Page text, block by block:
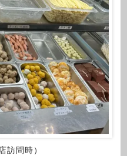
訪問時）